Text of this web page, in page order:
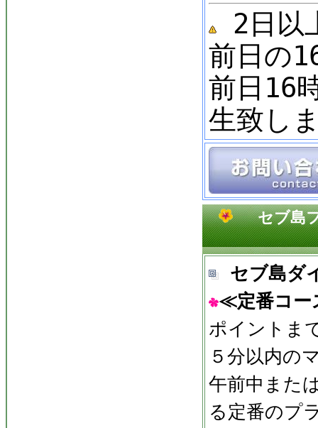
2日以
前日の
前日16
生致し
セブ島フ
セブ島ダ
≪定番コ
ポイントま
５分以内の
午前中また
る定番のプ